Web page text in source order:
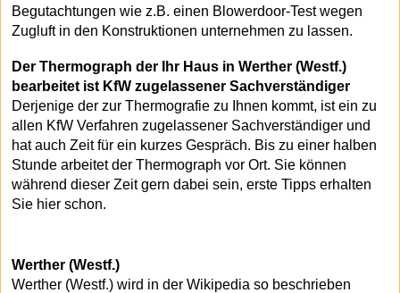
Begutachtungen wie z.B. einen Blowerdoor-Test wegen
Zugluft in den Konstruktionen unternehmen zu lassen.
Der Thermograph der Ihr Haus in Werther (Westf.)
bearbeitet ist KfW zugelassener Sachverständiger
Derjenige der zur Thermografie zu Ihnen kommt, ist ein zu
allen KfW Verfahren zugelassener Sachverständiger und
hat auch Zeit für ein kurzes Gespräch. Bis zu einer halben
Stunde arbeitet der Thermograph vor Ort. Sie können
während dieser Zeit gern dabei sein, erste Tipps erhalten
Sie hier schon.
Werther (Westf.)
Werther (Westf.) wird in der Wikipedia so beschrieben